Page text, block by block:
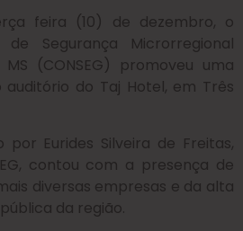
feira (10) de dezembro, o
Segurança Microrregional
(CONSEG) promoveu uma
do Taj Hotel, em Três
por Eurides Silveira de Freitas,
contou com a presença de
diversas empresas e da alta
da região.